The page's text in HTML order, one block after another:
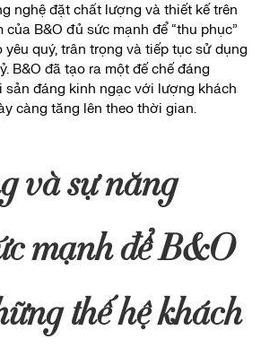
nghệ đặt chất lượng và thiết kế trên
B&O đủ sức mạnh để “thu phục”
yêu quý, trân trọng và tiếp tục sử dụng
B&O đã tạo ra một đế chế đáng
sản đáng kinh ngạc với lượng khách
càng tăng lên theo thời gian.
và sự năng
mạnh để B&O
thế hệ khách